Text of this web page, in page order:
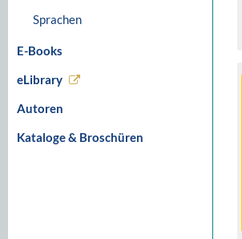
Sprachen
E-Books
eLibrary
Autoren
Kataloge & Broschüren